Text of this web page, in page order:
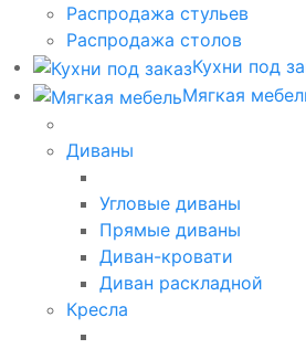
Распродажа стульев
Распродажа столов
Кухни под
Мягкая
Диваны
Угловые диваны
Прямые диваны
Диван-кровати
Диван раскладной
Кресла